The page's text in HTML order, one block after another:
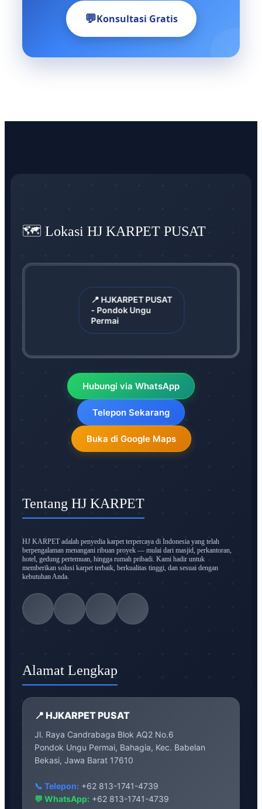
💬Konsultasi Gratis
🗺️ Lokasi HJ KARPET PUSAT
📍 HJKARPET PUSAT
- Pondok Ungu
Permai
Hubungi via WhatsApp
Telepon Sekarang
Buka di Google Maps
Tentang HJ KARPET
HJ KARPET adalah penyedia karpet terpercaya di Indonesia yang telah
berpengalaman menangani ribuan proyek — mulai dari masjid, perkantoran,
hotel, gedung pertemuan, hingga rumah pribadi. Kami hadir untuk
memberikan solusi karpet terbaik, berkualitas tinggi, dan sesuai dengan
kebutuhan Anda.
Alamat Lengkap
📍 HJKARPET PUSAT
Jl. Raya Candrabaga Blok AQ2 No.6
Pondok Ungu Permai, Bahagia, Kec. Babelan
Bekasi, Jawa Barat 17610
📞 Telepon: +62 813-1741-4739
💬 WhatsApp: +62 813-1741-4739